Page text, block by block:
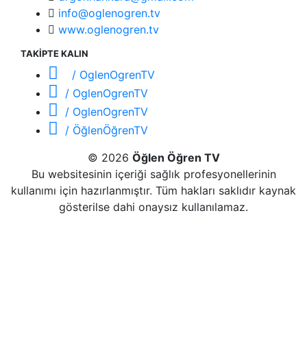
info@oglenogren.tv
www.oglenogren.tv
TAKİPTE KALIN
/ OglenOgrenTV
/ OglenOgrenTV
/ OglenOgrenTV
/ ÖğlenÖğrenTV
© 2026 Öğlen Öğren TV
Bu websitesinin içeriği sağlık profesyonellerinin
kullanımı için hazırlanmıştır. Tüm hakları saklıdır kaynak
gösterilse dahi onaysız kullanılamaz.